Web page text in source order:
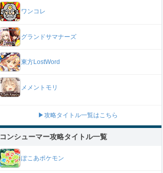
ワンコレ
グランドサマナーズ
東方LostWord
メメントモリ
▶攻略タイトル一覧はこちら
コンシューマー攻略タイトル一覧
ぽこあポケモン